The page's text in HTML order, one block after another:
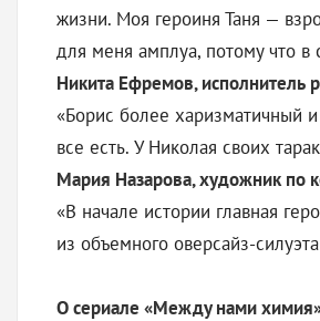
жизни. Моя героиня Таня —
для меня амплуа, потому что в
Никита Ефремов, исполнитель
«Борис более харизматичный
все есть. У Николая своих
Мария Назарова, художник по
«В начале истории главная
из объемного оверсайз-
О сериале «Между нами